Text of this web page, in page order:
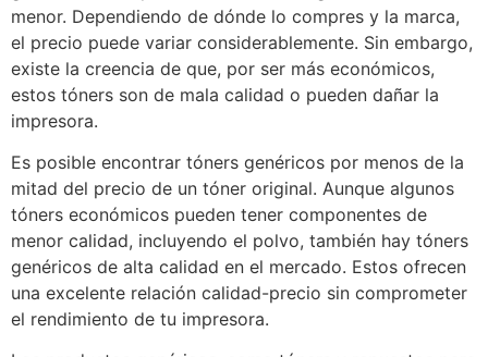
menor. Dependiendo de dónde lo compres y la marca,
el precio puede variar considerablemente. Sin embargo,
existe la creencia de que, por ser más económicos,
estos tóners son de mala calidad o pueden dañar la
impresora.
Es posible encontrar tóners genéricos por menos de la
mitad del precio de un tóner original. Aunque algunos
tóners económicos pueden tener componentes de
menor calidad, incluyendo el polvo, también hay tóners
genéricos de alta calidad en el mercado. Estos ofrecen
una excelente relación calidad-precio sin comprometer
el rendimiento de tu impresora.